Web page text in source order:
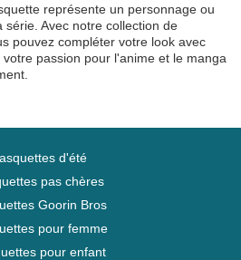
représente un personnage ou
Avec notre collection de
pouvez compléter votre look avec
passion pour l'anime et le manga
d'été
pas chères
Goorin Bros
pour femme
pour enfant